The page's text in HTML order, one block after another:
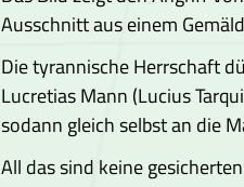
Ausschnitt aus einem
Die tyrannische Herrschaft
Lucretias Mann (Lucius
sodann gleich selbst an die
All das sind keine